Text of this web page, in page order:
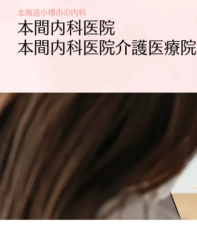
​北海道小樽市の内科
​本間内科医院
​​本間内科医院介護医療院